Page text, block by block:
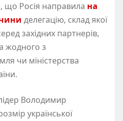
що Росія направила на
делегацію, склад якої
західних партнерів,
жодного з
чи міністерства
Володимир
української